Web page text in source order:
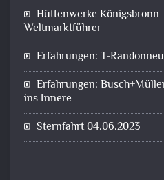
Hüttenwerke Königsbronn
Weltmarktführer
Erfahrungen: T-
Erfahrungen:
ins Innere
Sternfahrt 04.06.2023